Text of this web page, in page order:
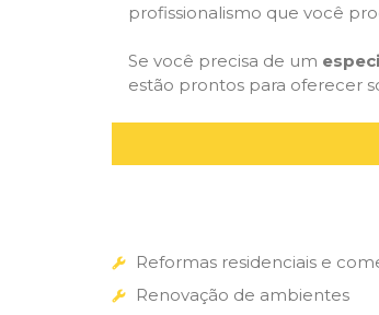
profissionalismo que você
Se você precisa de um
estão prontos para oferecer
Reformas residenciais e
Renovação de ambientes